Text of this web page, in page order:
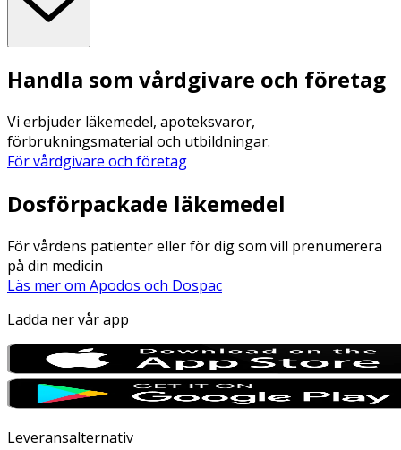
Handla som vårdgivare och företag
Vi erbjuder läkemedel, apoteksvaror,
förbrukningsmaterial och utbildningar.
För vårdgivare och företag
Dosförpackade läkemedel
För vårdens patienter eller för dig som vill prenumerera
på din medicin
Läs mer om Apodos och Dospac
Ladda ner vår app
Leveransalternativ